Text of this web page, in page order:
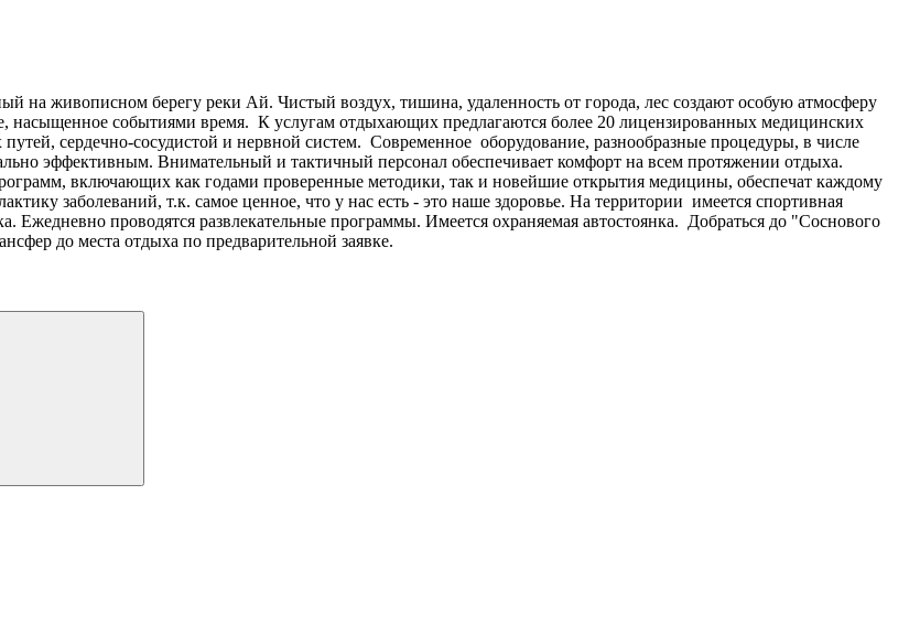
живописном берегу реки Ай. Чистый воздух, тишина, удаленность от города, лес создают особую атмосферу
насыщенное событиями время. К услугам отдыхающих предлагаются более 20 лицензированных медицинских
сердечно-сосудистой и нервной систем. Современное оборудование, разнообразные процедуры, в числе
эффективным. Внимательный и тактичный персонал обеспечивает комфорт на всем протяжении отдыха.
включающих как годами проверенные методики, так и новейшие открытия медицины, обеспечат каждому
заболеваний, т.к. самое ценное, что у нас есть - это наше здоровье. На территории имеется спортивная
Ежедневно проводятся развлекательные программы. Имеется охраняемая автостоянка. Добраться до "Соснового
до места отдыха по предварительной заявке.